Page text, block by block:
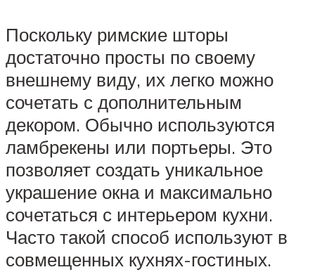
Поскольку римские шторы
достаточно просты по своему
внешнему виду, их легко можно
сочетать с дополнительным
декором. Обычно используются
ламбрекены или портьеры. Это
позволяет создать уникальное
украшение окна и максимально
сочетаться с интерьером кухни.
Часто такой способ используют в
совмещенных кухнях-гостиных.